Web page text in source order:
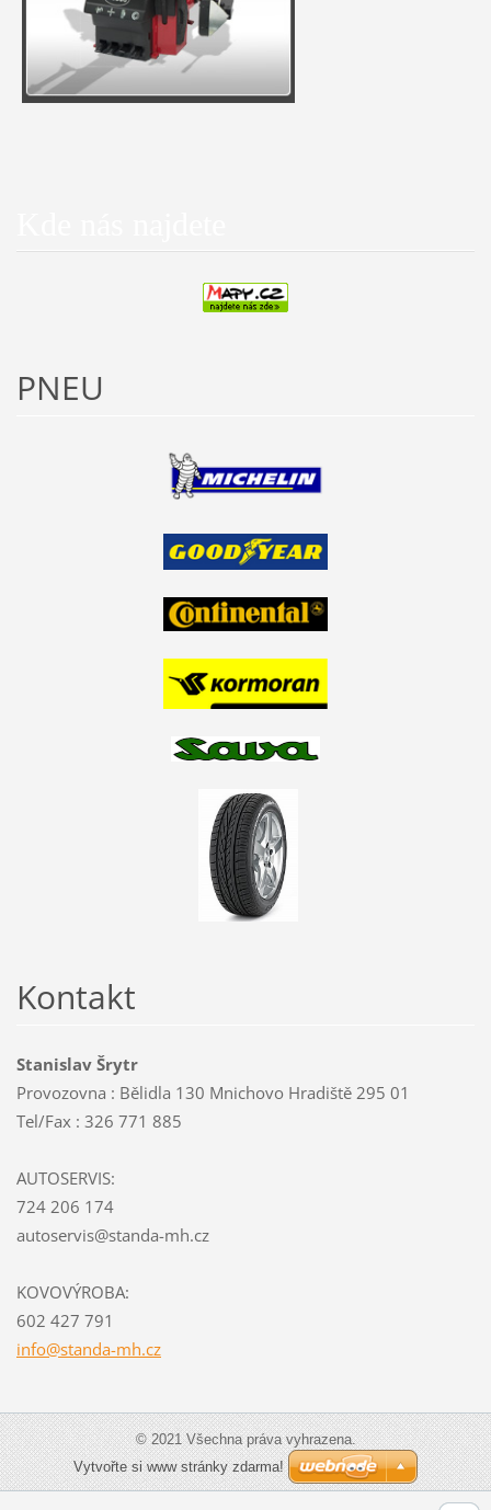
PNEU
Kontakt
Stanislav Šrytr
Provozovna : Bělidla 130 Mnichovo Hradiště 295 01
Tel/Fax : 326 771 885
AUTOSERVIS:
724 206 174
autoservis@standa-mh.cz
KOVOVÝROBA:
602 427 791
info@standa-mh.cz
© 2021 Všechna práva vyhrazena.
Vytvořte si www stránky zdarma!